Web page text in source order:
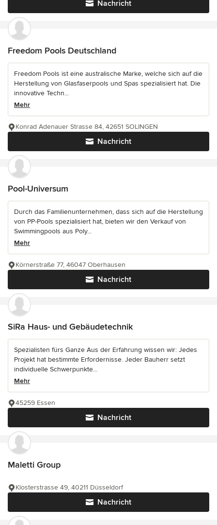
Nachricht
Freedom Pools Deutschland
Freedom Pools ist eine australische Marke, welche sich auf die
Herstellung von Glasfaserpools und Spas spezialisiert hat. Die
innovative Techn...
Mehr
Nachricht
Konrad Adenauer Strasse 84, 42651 SOLINGEN
Pool-Universum
Durch das Familienunternehmen, dass sich auf die Herstellung
von PP-Pools spezialisiert hat, bieten wir den Verkauf von
Swimmingpools aus Poly...
Mehr
Nachricht
Körnerstraße 77, 46047 Oberhausen
SiRa Haus- und Gebäudetechnik
Spezialisten fürs Ganze Aus der Erfahrung wissen wir: Jedes
Projekt hat bestimmte Erfordernisse. Jeder Bauherr setzt
individuelle Schwerpunkte...
Mehr
Nachricht
45259 Essen
Maletti Group
Nachricht
Klosterstrasse 49, 40211 Düsseldorf